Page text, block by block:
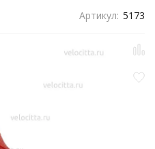
Артикул: 5173